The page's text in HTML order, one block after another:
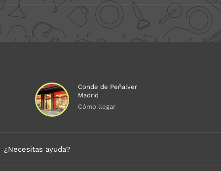
Conde de Peñalver
Madrid
Cómo llegar
¿Necesitas ayuda?